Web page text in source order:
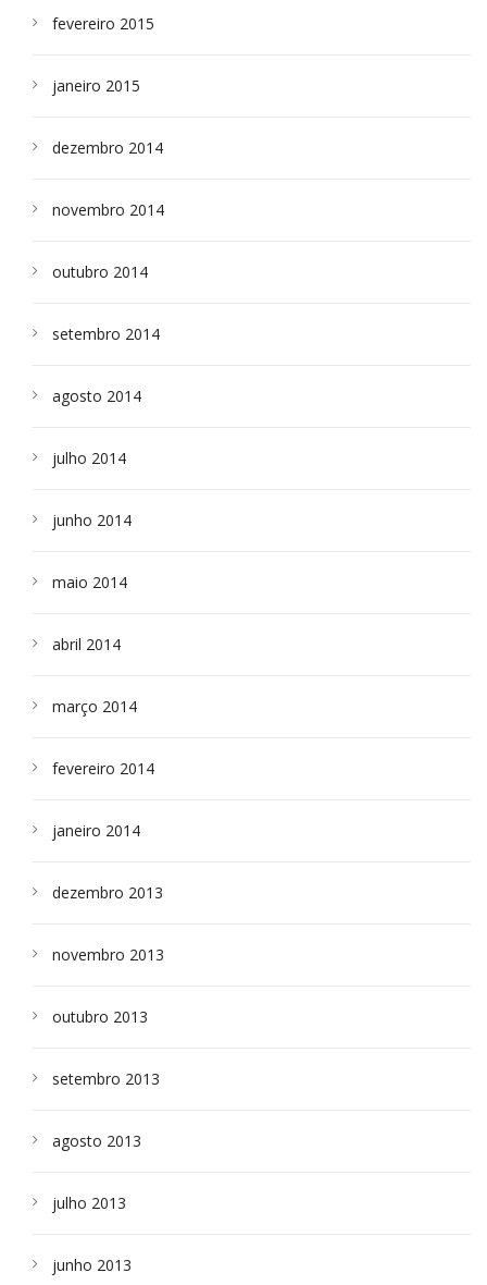
fevereiro 2015
janeiro 2015
dezembro 2014
novembro 2014
outubro 2014
setembro 2014
agosto 2014
julho 2014
junho 2014
maio 2014
abril 2014
março 2014
fevereiro 2014
janeiro 2014
dezembro 2013
novembro 2013
outubro 2013
setembro 2013
agosto 2013
julho 2013
junho 2013